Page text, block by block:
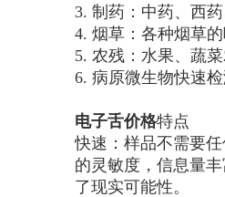
3. 制药：中药、西
4. 烟草：各种烟草
5. 农残：水果、蔬
6. 病原微生物快速
电子舌价格特点
快速：样品不需要
的灵敏度，信息量
了现实可能性。